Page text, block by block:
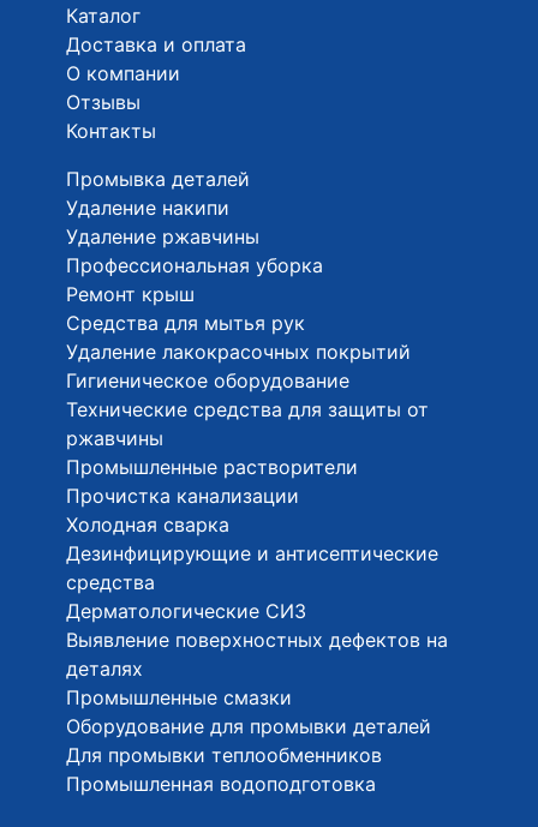
Каталог
Доставка и оплата
О компании
Отзывы
Контакты
Промывка деталей
Удаление накипи
Удаление ржавчины
Профессиональная уборка
Ремонт крыш
Средства для мытья рук
Удаление лакокрасочных покрытий
Гигиеническое оборудование
Технические средства для защиты от
ржавчины
Промышленные растворители
Прочистка канализации
Холодная сварка
Дезинфицирующие и антисептические
средства
Дерматологические СИЗ
Выявление поверхностных дефектов на
деталях
Промышленные смазки
Оборудование для промывки деталей
Для промывки теплообменников
Промышленная водоподготовка